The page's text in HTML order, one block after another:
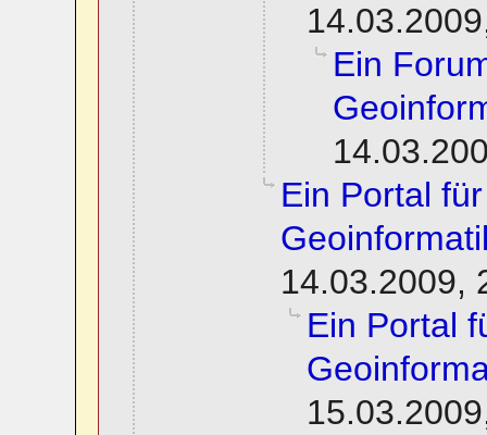
Ein
Ein Portal
14.03.2009,
Ein Portal